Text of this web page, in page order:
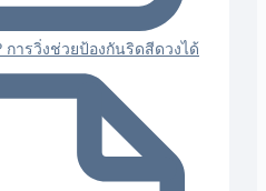
การวิ่งช่วยป้องกันริดสีดวงได้